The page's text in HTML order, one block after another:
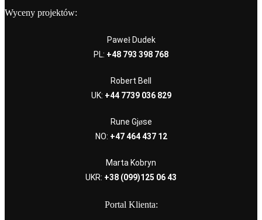
Wyceny projektów:
Paweł Dudek
PL: +48 793 398 768
Robert Bell
UK: +44 7739 036 829
Rune Gjøse
NO: +47 464 437 12
Marta Kobryn
UKR: +38 (099)125 06 43
Portal Klienta: